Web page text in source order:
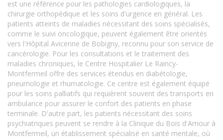
est une référence pour les pathologies cardiologiques, la
chirurgie orthopédique et les soins d'urgence en général. Les
patients atteints de maladies nécessitant des soins spécialisés,
comme le suivi oncologique, peuvent également être orientés
vers l'Hôpital Avicenne de Bobigny, reconnu pour son service de
cancérologie. Pour les consultations et le traitement des
maladies chroniques, le Centre Hospitalier Le Raincy-
Montfermeil offre des services étendus en diabétologie,
pneumologie et rhumatologie. Ce centre est également équipé
pour les soins palliatifs qui requièrent souvent des transports en
ambulance pour assurer le confort des patients en phase
terminale. D'autre part, les patients nécessitant des soins
psychiatriques peuvent se rendre à la Clinique du Bois d'Amour à
Montfermeil, un établissement spécialisé en santé mentale, où